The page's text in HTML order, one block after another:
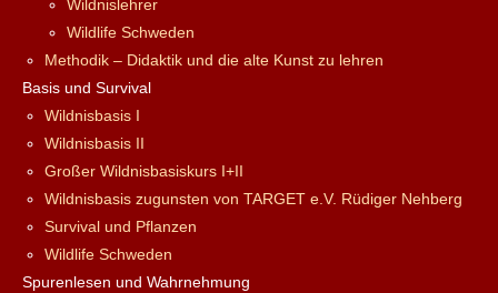
Wildnislehrer
Wildlife Schweden
Methodik – Didaktik und die alte Kunst zu lehren
Basis und Survival
Wildnisbasis I
Wildnisbasis II
Großer Wildnisbasiskurs I+II
Wildnisbasis zugunsten von TARGET e.V. Rüdiger Nehberg
Survival und Pflanzen
Wildlife Schweden
Spurenlesen und Wahrnehmung